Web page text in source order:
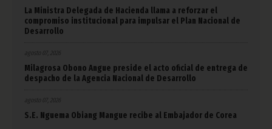
La Ministra Delegada de Hacienda llama a reforzar el
compromiso institucional para impulsar el Plan Nacional de
Desarrollo
agosto 07, 2026
Milagrosa Obono Angue preside el acto oficial de entrega de
despacho de la Agencia Nacional de Desarrollo
agosto 07, 2026
S.E. Nguema Obiang Mangue recibe al Embajador de Corea